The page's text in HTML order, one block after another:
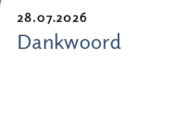
28.07.2026
Dankwoord